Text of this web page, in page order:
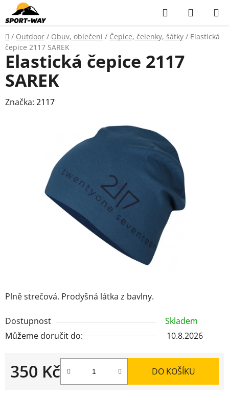
Přejít
na
obsah
Hledat
KOŠÍK
Domů
/ Outdoor / Obuv, oblečení / Čepice, čelenky, šátky / Elastická
čepice 2117 SAREK
Plně strečová. Prodyšná látka z bavlny.
Dostupnost
Skladem
Můžeme doručit do:
10.8.2026
350 Kč DO KOŠÍKU
Elastická čepice 2117
SAREK
Značka: 2117